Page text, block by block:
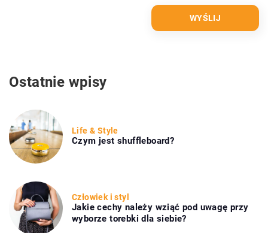
Ostatnie wpisy
Life & Style
Czym jest shuffleboard?
Człowiek i styl
Jakie cechy należy wziąć pod uwagę przy
wyborze torebki dla siebie?